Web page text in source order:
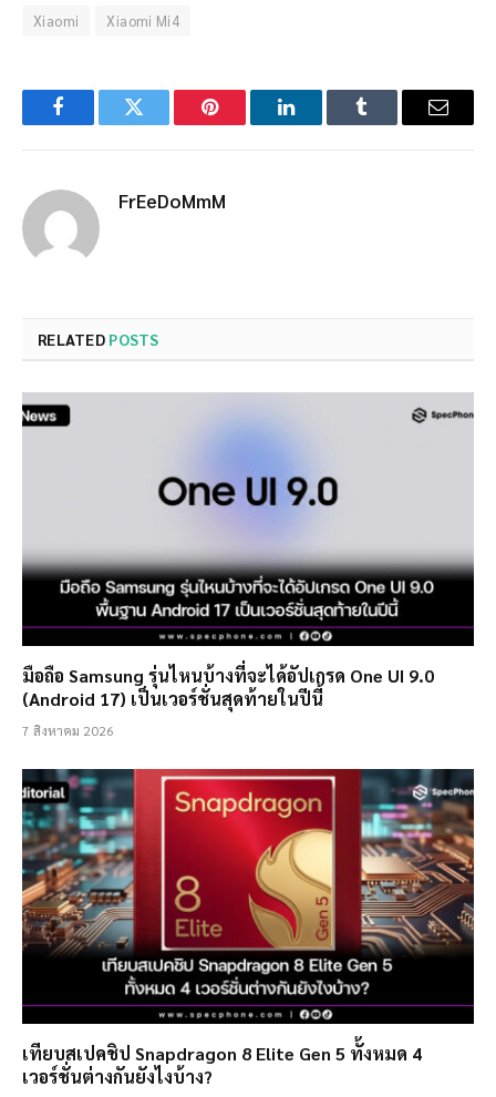
Xiaomi Xiaomi Mi4
FacebookTwitter Pinterest LinkedInTumblr Email
FrEeDoMmM
RELATED POSTS
มือถือ Samsung รุ่นไหนบ้างที่จะได้อัปเกรด One UI 9.0
(Android 17) เป็นเวอร์ชั่นสุดท้ายในปีนี้
7 สิงหาคม 2026
เทียบสเปคชิป Snapdragon 8 Elite Gen 5 ทั้งหมด 4
เวอร์ชั่นต่างกันยังไงบ้าง?